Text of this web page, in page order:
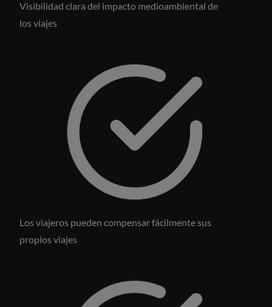
Visibilidad clara del impacto medioambiental de
los viajes
Los viajeros pueden compensar fácilmente sus
propios viajes